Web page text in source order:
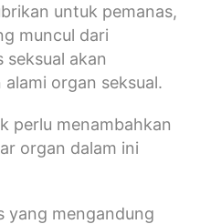
untuk pemanas,
muncul dari
seksual akan
organ seksual.
perlu menambahkan
organ dalam ini
yang mengandung